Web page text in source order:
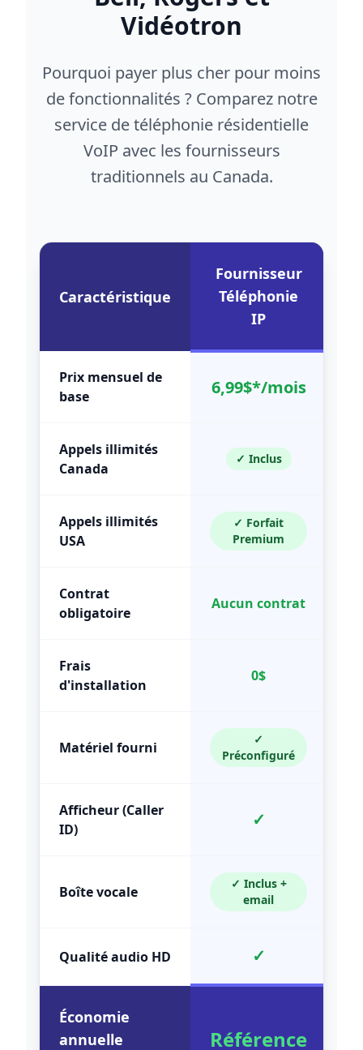
Vidéotron
Pourquoi payer plus cher pour moins
de fonctionnalités ? Comparez notre
service de téléphonie résidentielle
VoIP avec les fournisseurs
traditionnels au Canada.
Caractéristique
Fournisseur
Téléphonie
IP
Prix mensuel de
base
6,99$*/mois
Appels illimités
Canada
✓ Inclus
Appels illimités
USA
✓ Forfait
Premium
Contrat
obligatoire
Aucun contrat
Frais
d'installation
0$
Matériel fourni
✓
Préconfiguré
Afficheur (Caller
ID)
✓
Boîte vocale
✓ Inclus +
email
Qualité audio HD ✓
Économie
annuelle
Référence